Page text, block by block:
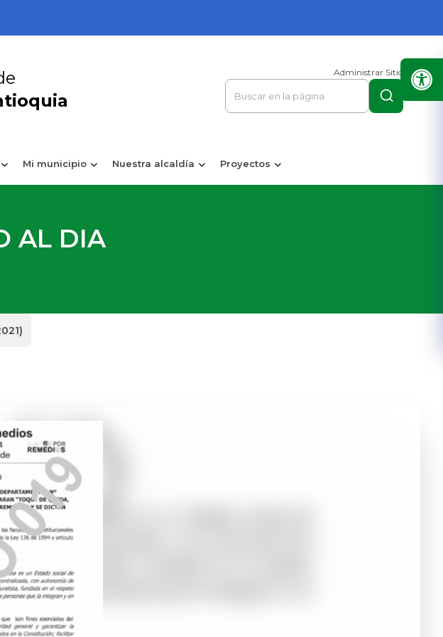
Administrar Sitio
Mi municipio Nuestra alcaldía Proyectos
AL DIA